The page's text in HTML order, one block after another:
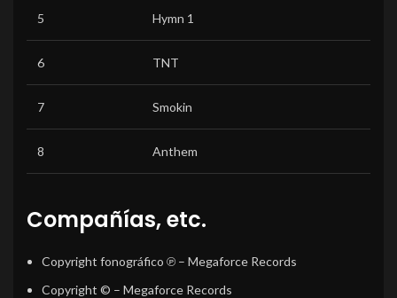
5 Hymn 1
6 TNT
7 Smokin
8 Anthem
Compañías, etc.
Copyright fonográfico ℗ – Megaforce Records
Copyright © – Megaforce Records